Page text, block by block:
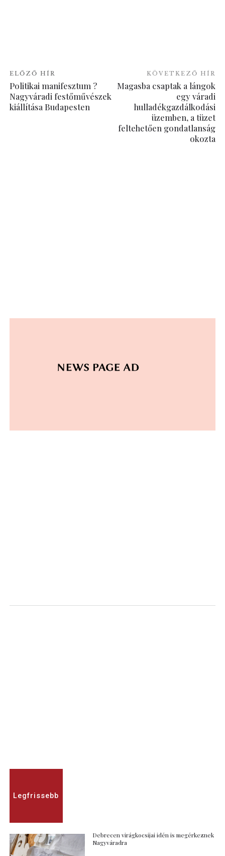
ELŐZŐ HÍR
Politikai manifesztum ?
Nagyváradi festőművészek
kiállítása Budapesten
KÖVETKEZŐ HÍR
Magasba csaptak a lángok
egy váradi
hulladékgazdálkodási
üzemben, a tüzet
feltehetően gondatlanság
okozta
Legfrissebb
Debrecen virágkocsijai idén is megérkeznek
Nagyváradra